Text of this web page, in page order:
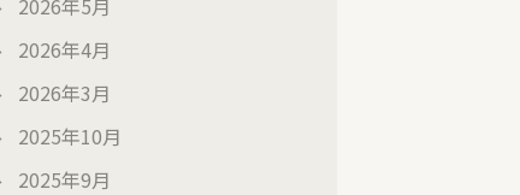
2026年5月
2026年4月
2026年3月
2025年10月
2025年9月